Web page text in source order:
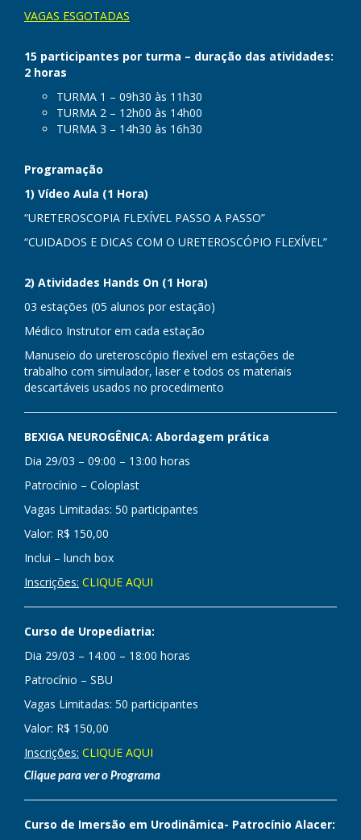
VAGAS ESGOTADAS
15 participantes por turma – duração das atividades:
2 horas
TURMA 1 – 09h30 às 11h30
TURMA 2 – 12h00 às 14h00
TURMA 3 – 14h30 às 16h30
Programação
1) Vídeo Aula (1 Hora)
“URETEROSCOPIA FLEXÍVEL PASSO A PASSO”
“CUIDADOS E DICAS COM O URETEROSCÓPIO FLEXÍVEL”
2) Atividades Hands On (1 Hora)
03 estações (05 alunos por estação)
Médico Instrutor em cada estação
Manuseio do ureteroscópio flexível em estações de
trabalho com simulador, laser e todos os materiais
descartáveis usados no procedimento
BEXIGA NEUROGÊNICA: Abordagem prática
Dia 29/03 – 09:00 – 13:00 horas
Patrocínio – Coloplast
Vagas Limitadas: 50 participantes
Valor: R$ 150,00
Inclui – lunch box
Inscrições: CLIQUE AQUI
Curso de Uropediatria:
Dia 29/03 – 14:00 – 18:00 horas
Patrocínio – SBU
Vagas Limitadas: 50 participantes
Valor: R$ 150,00
Inscrições: CLIQUE AQUI
Clique para ver o Programa
Curso de Imersão em Urodinâmica- Patrocínio Alacer: